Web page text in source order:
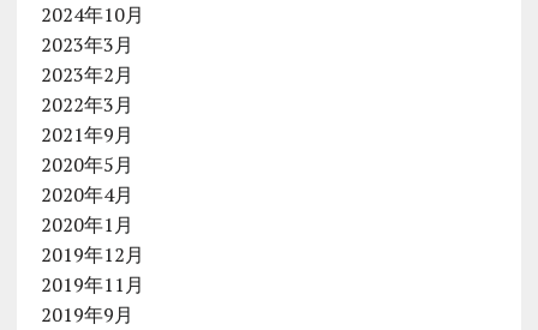
2024年10月
2023年3月
2023年2月
2022年3月
2021年9月
2020年5月
2020年4月
2020年1月
2019年12月
2019年11月
2019年9月